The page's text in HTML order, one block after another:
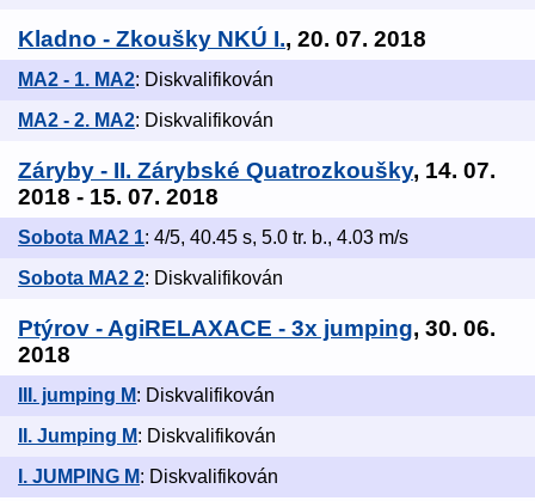
Kladno - Zkoušky NKÚ I., 20. 07. 2018
MA2 - 1. MA2: Diskvalifikován
MA2 - 2. MA2: Diskvalifikován
Záryby - II. Zárybské Quatrozkoušky, 14. 07.
2018 - 15. 07. 2018
Sobota MA2 1: 4/5, 40.45 s, 5.0 tr. b., 4.03 m/s
Sobota MA2 2: Diskvalifikován
Ptýrov - AgiRELAXACE - 3x jumping, 30. 06.
2018
III. jumping M: Diskvalifikován
II. Jumping M: Diskvalifikován
I. JUMPING M: Diskvalifikován